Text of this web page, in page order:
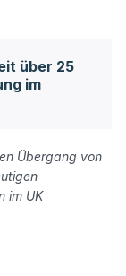
über 25
im
Übergang von
im UK